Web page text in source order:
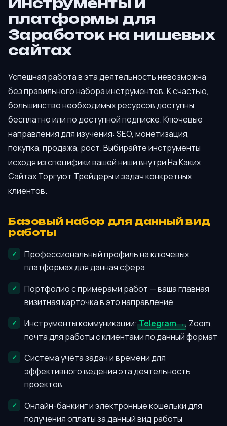
платформы для
Заработок на нишевых
сайтах
Успешная работа в эта деятельность невозможна
без правильного набора инструментов. К счастью,
большинство необходимых ресурсов доступны
бесплатно или по доступной подписке. Ключевые
направления для изучения: SEO, монетизация,
покупка, продажа, рост. Выбирайте инструменты
исходя из специфики вашей ниши внутри На Каких
Сайтах Торгуют Трейдеры и задач конкретных
клиентов.
Базовый набор для данный вид
работы
Профессиональный профиль на ключевых
платформах для данная сфера
Портфолио с примерами работ — ваша главная
визитная карточка в это направление
Инструменты коммуникации:Telegram
, Zoom,
почта для работы с клиентами по данный формат
Система учёта задач и времени для
эффективного ведения эта деятельность
проектов
Онлайн-банкинг и электронные кошельки для
получения оплаты за данный вид работы